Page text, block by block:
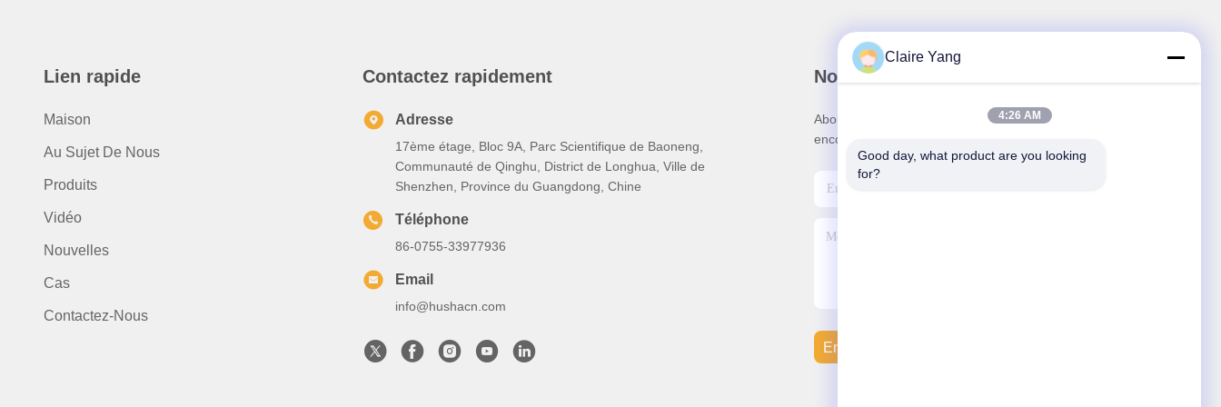
Lien rapide
Maison
Au Sujet De Nous
Produits
Vidéo
Nouvelles
Cas
Contactez-Nous
Contactez rapidement
Adresse
17ème étage, Bloc 9A, Parc Scientifique de Baoneng,
Communauté de Qinghu, District de Longhua, Ville de
Shenzhen, Province du Guangdong, Chine
Téléphone
86-0755-33977936
Email
info@hushacn.com
Notre newsletter
Abonnez-vous à notre newsletter pour des réductions et plus
encore.
Envoyer Un Courriel
Claire Yang
4:26 AM
Good day, what product are you looking
for?